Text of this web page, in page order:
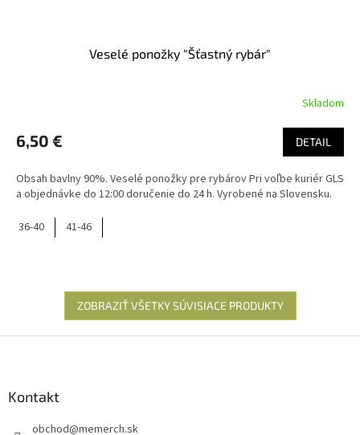
Veselé ponožky "Šťastný rybár"
Skladom
6,50 € DETAIL
Obsah bavlny 90%. Veselé ponožky pre rybárov Pri voľbe kuriér GLS
a objednávke do 12:00 doručenie do 24 h. Vyrobené na Slovensku.
36-40 41-46
ZOBRAZIŤ VŠETKY SÚVISIACE PRODUKTY
Kontakt
obchod@memerch.sk